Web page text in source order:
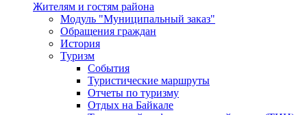
Жителям и гостям района
Модуль "Муниципальный заказ"
Обращения граждан
История
Туризм
События
Туристические маршруты
Отчеты по туризму
Отдых на Байкале